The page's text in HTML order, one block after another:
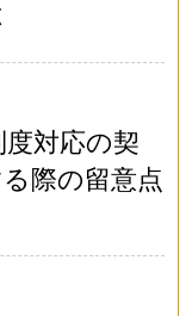
対応の契
際の留意点